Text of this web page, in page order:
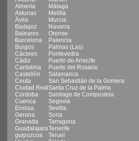
Almería
Málaga
Asturias
Melilla
Ávila
Murcia
Badajoz
Navarra
Baleares
Orense
Barcelona
Palencia
Burgos
Palmas (Las)
Cáceres
Pontevedra
Cádiz
Puerto de Arrecife
Cantabria
Puerto del Rosario
Castellón
Salamanca
Ceuta
San Sebastián de la Gomera
Ciudad Real Santa Cruz de la Palma
Córdoba
Santiago de Compostela
Cuenca
Segovia
Eivissa
Sevilla
Gerona
Soria
Granada
Tarragona
GuadalajaraTenerife
guipúzcoa
Teruel